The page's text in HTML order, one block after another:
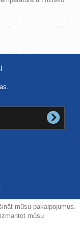
mūsu pakalpojumus.
mūsu